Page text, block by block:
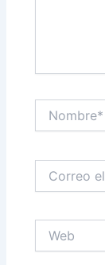
electrónico*